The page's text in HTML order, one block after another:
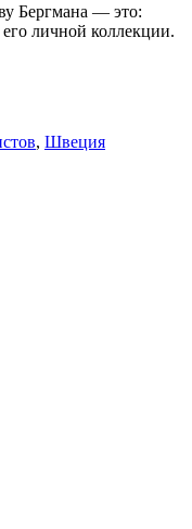
Бергмана — это:
личной коллекции.
, Швеция